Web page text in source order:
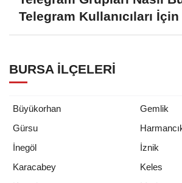
Telegram Kullanıcıları
BURSA İLÇELERI
Büyükorhan
Gemlik
Gürsu
İnegöl
İznik
Karacabey
Keles